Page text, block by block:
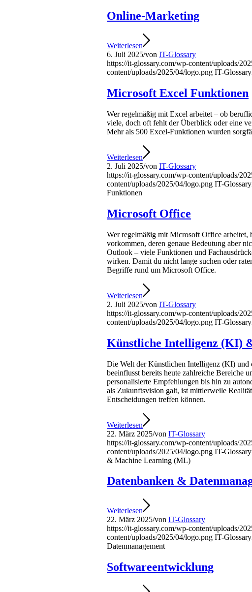
Online-Marketing
Weiterlesen
6. Juli 2025/von IT-Glossary
https://it-glossary.com/wp-content/uploads/
content/uploads/2025/04/logo.png IT-Glossary
Microsoft Excel Funktionen
Wer regelmäßig mit Excel arbeitet – ob
viele, doch oft fehlt der Überblick oder eine
Mehr als 500 Excel-Funktionen wurden
Weiterlesen
2. Juli 2025/von IT-Glossary
https://it-glossary.com/wp-content/uploads/
content/uploads/2025/04/logo.png IT-Glossary
Funktionen
Microsoft Office
Wer regelmäßig mit Microsoft Office arbeitet,
vorkommen, deren genaue Bedeutung aber
Outlook – viele Funktionen und
wirken. Damit du nicht lange suchen oder
Begriffe rund um Microsoft Office.
Weiterlesen
2. Juli 2025/von IT-Glossary
https://it-glossary.com/wp-content/uploads/
content/uploads/2025/04/logo.png IT-Glossary
Künstliche Intelligenz (KI)
Die Welt der Künstlichen Intelligenz (KI) und
beeinflusst bereits heute zahlreiche Bereiche
personalisierte Empfehlungen bis hin zu
als Zukunftsvision galt, ist mittlerweile
Entscheidungen treffen können.
Weiterlesen
22. März 2025/von IT-Glossary
https://it-glossary.com/wp-content/uploads/
content/uploads/2025/04/logo.png IT-Glossary
& Machine Learning (ML)
Datenbanken &
Weiterlesen
22. März 2025/von IT-Glossary
https://it-glossary.com/wp-content/uploads/
content/uploads/2025/04/logo.png IT-Glossary
Datenmanagement
Softwareentwicklung